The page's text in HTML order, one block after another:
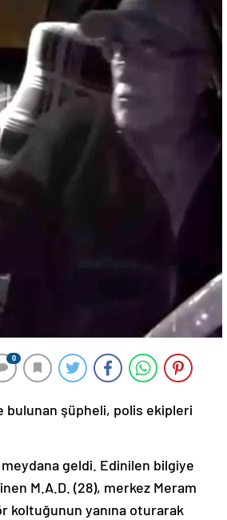
0
bulunan şüpheli, polis ekipleri
geldi. Edinilen bilgiye
M.A.D. (28), merkez Meram
koltuğunun yanına oturarak